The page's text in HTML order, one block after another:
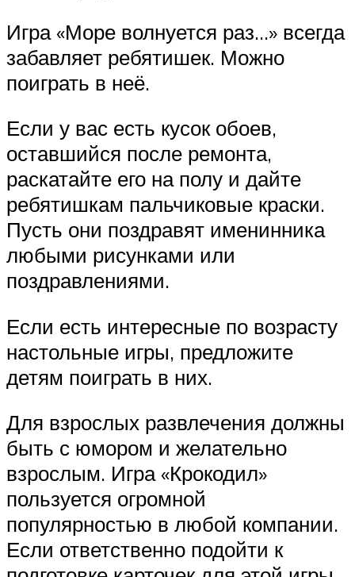
Игра «Море волнуется раз…» всегда
забавляет ребятишек. Можно
поиграть в неё.
Если у вас есть кусок обоев,
оставшийся после ремонта,
раскатайте его на полу и дайте
ребятишкам пальчиковые краски.
Пусть они поздравят именинника
любыми рисунками или
поздравлениями.
Если есть интересные по возрасту
настольные игры, предложите
детям поиграть в них.
Для взрослых развлечения должны
быть с юмором и желательно
взрослым. Игра «Крокодил»
пользуется огромной
популярностью в любой компании.
Если ответственно подойти к